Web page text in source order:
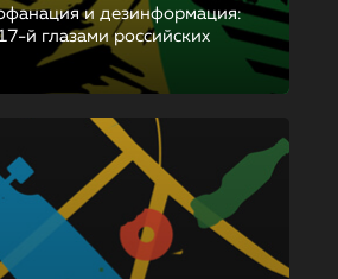
и дезинформация:
й глазами российских